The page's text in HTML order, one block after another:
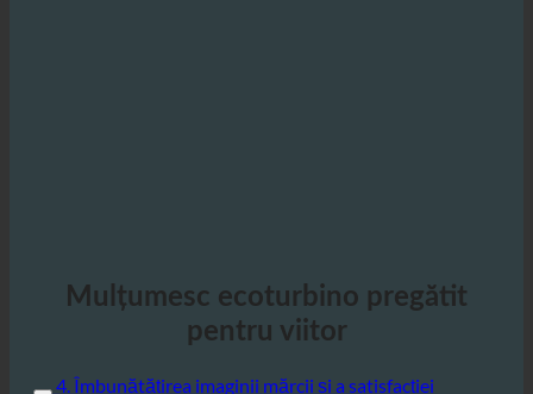
Mulțumesc ecoturbino pregătit
pentru viitor